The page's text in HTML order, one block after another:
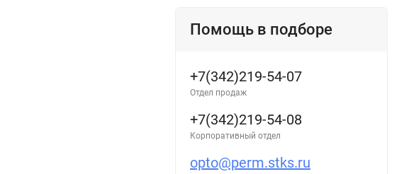
Помощь в подборе
+7(342)219-54-07
Отдел продаж
+7(342)219-54-08
Корпоративный отдел
opto@perm.stks.ru